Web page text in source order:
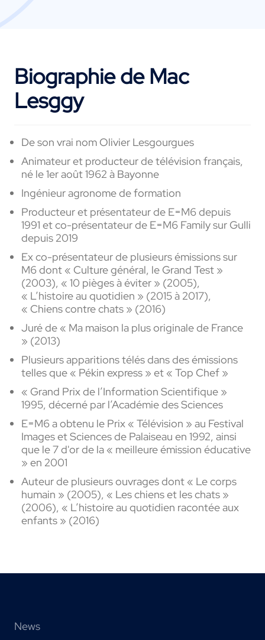
Biographie de Mac
Lesggy
De son vrai nom Olivier Lesgourgues
Animateur et producteur de télévision français,
né le 1er août 1962 à Bayonne
Ingénieur agronome de formation
Producteur et présentateur de E=M6 depuis
1991 et co-présentateur de E=M6 Family sur Gulli
depuis 2019
Ex co-présentateur de plusieurs émissions sur
M6 dont « Culture général, le Grand Test »
(2003), « 10 pièges à éviter » (2005),
« L’histoire au quotidien » (2015 à 2017),
« Chiens contre chats » (2016)
Juré de « Ma maison la plus originale de France
» (2013)
Plusieurs apparitions télés dans des émissions
telles que « Pékin express » et « Top Chef »
« Grand Prix de l’Information Scientifique »
1995, décerné par l’Académie des Sciences
E=M6 a obtenu le Prix « Télévision » au Festival
Images et Sciences de Palaiseau en 1992, ainsi
que le 7 d'or de la « meilleure émission éducative
» en 2001
Auteur de plusieurs ouvrages dont « Le corps
humain » (2005), « Les chiens et les chats »
(2006), « L’histoire au quotidien racontée aux
enfants » (2016)
News